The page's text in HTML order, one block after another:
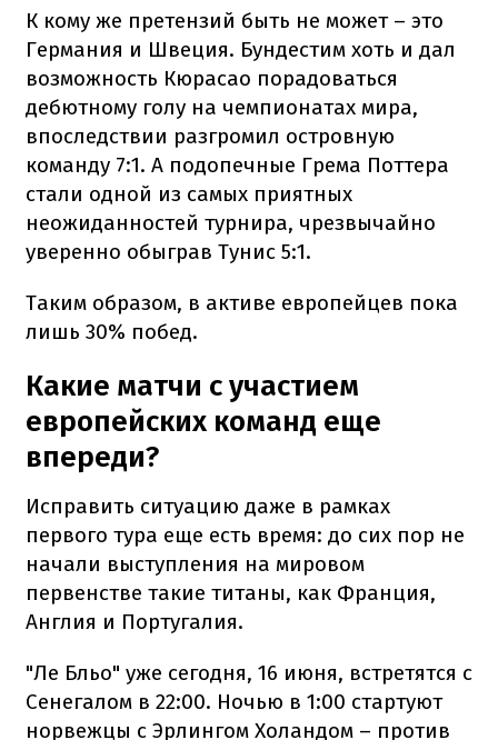
К кому же претензий быть не может – это
Германия и Швеция. Бундестим хоть и дал
возможность Кюрасао порадоваться
дебютному голу на чемпионатах мира,
впоследствии разгромил островную
команду 7:1. А подопечные Грема Поттера
стали одной из самых приятных
неожиданностей турнира, чрезвычайно
уверенно обыграв Тунис 5:1.
Таким образом, в активе европейцев пока
лишь 30% побед.
Какие матчи с участием
европейских команд еще
впереди?
Исправить ситуацию даже в рамках
первого тура еще есть время: до сих пор не
начали выступления на мировом
первенстве такие титаны, как Франция,
Англия и Португалия.
"Ле Бльо" уже сегодня, 16 июня, встретятся с
Сенегалом в 22:00. Ночью в 1:00 стартуют
норвежцы с Эрлингом Холандом – против